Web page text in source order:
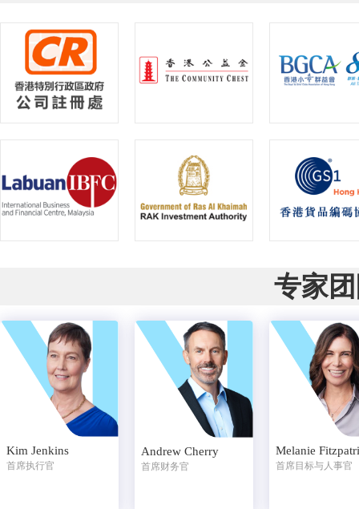
专家
Kim Jenkins
首席执行官
Andrew Cherry
首席财务官
Melanie
首席目标与人事官